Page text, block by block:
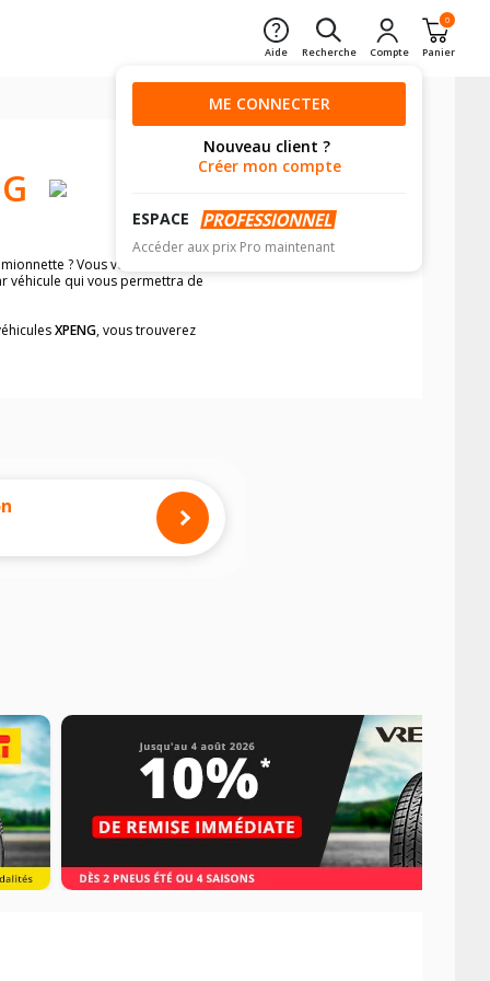
Aide Recherche Compte
0
Panier
ME CONNECTER
Nouveau client ?
Créer mon compte
ESPACE
Accéder aux prix Pro maintenant
? Vous voulez être certain de
véhicule qui vous permettra de
XPENG, vous trouverez
des pneus montés sur votre